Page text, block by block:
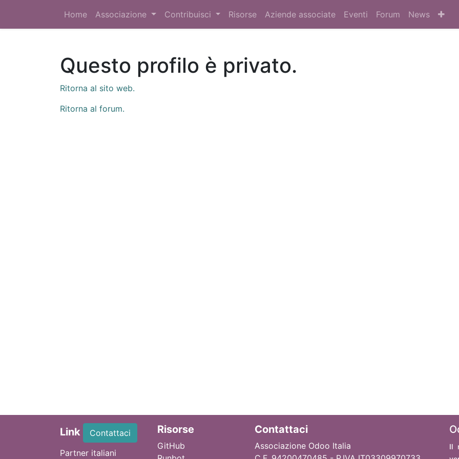
Home Associazione Contribuisci Risorse Aziende associate Eventi Forum News
Questo profilo è privato.
Ritorna al sito web.
Ritorna al forum.
Link
Contattaci
Partner italiani
Risorse
GitHub
Contattaci
Associazione Odoo Italia
Il